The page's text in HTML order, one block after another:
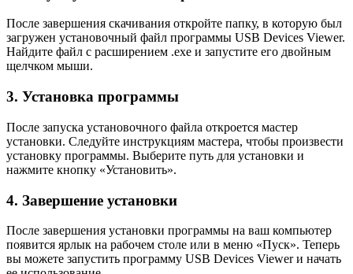
После завершения скачивания откройте папку, в которую был
загружен установочный файл программы USB Devices Viewer.
Найдите файл с расширением .exe и запустите его двойным
щелчком мыши.
3. Установка программы
После запуска установочного файла откроется мастер
установки. Следуйте инструкциям мастера, чтобы произвести
установку программы. Выберите путь для установки и
нажмите кнопку «Установить».
4. Завершение установки
После завершения установки программы на ваш компьютер
появится ярлык на рабочем столе или в меню «Пуск». Теперь
вы можете запустить программу USB Devices Viewer и начать